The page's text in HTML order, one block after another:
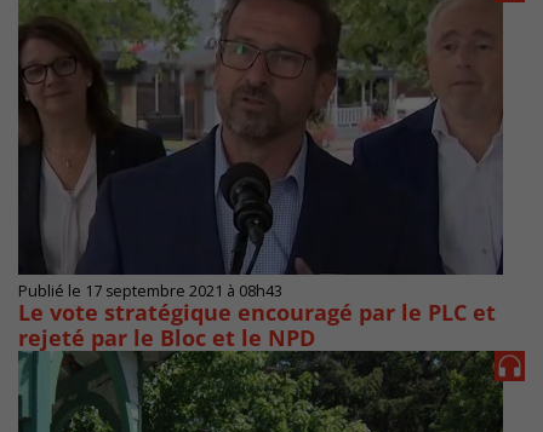
Publié le 17 septembre 2021 à 08h43
Le vote stratégique encouragé par le PLC et
rejeté par le Bloc et le NPD